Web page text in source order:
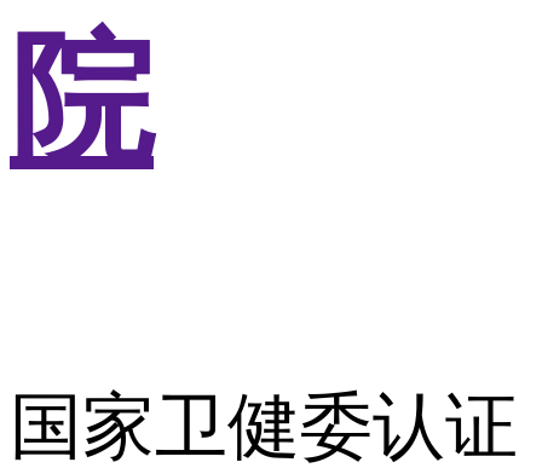
院
国家卫健委认证